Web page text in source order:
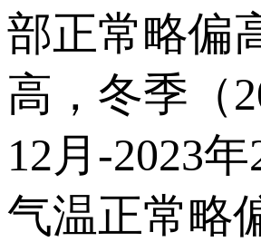
部正常略偏
高，冬季（
12月-2023年
气温正常略